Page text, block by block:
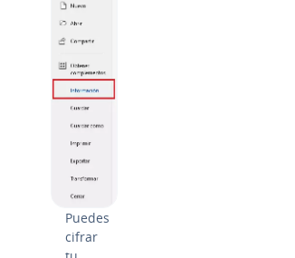
Puedes
cifrar